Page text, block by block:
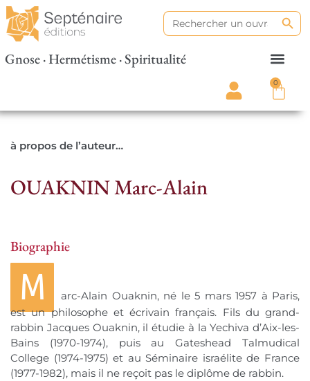
Search
for:
Gnose · Hermétisme · Spiritualité
0
à propos de l’auteur…
OUAKNIN Marc-Alain
Biographie
M
arc-Alain Ouaknin, né le 5 mars 1957 à Paris,
est un philosophe et écrivain français. Fils du grand-
rabbin Jacques Ouaknin, il étudie à la Yechiva d’Aix-les-
Bains (1970-1974), puis au Gateshead Talmudical
College (1974-1975) et au Séminaire israélite de France
(1977-1982), mais il ne reçoit pas le diplôme de rabbin.